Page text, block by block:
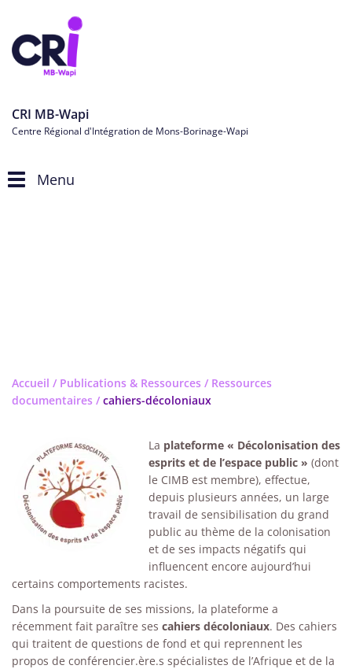
CRI MB-Wapi
Centre Régional d'Intégration de Mons-Borinage-Wapi
ToggleMenu
Accueil / Publications & Ressources / Ressources
documentaires / cahiers-décoloniaux
La plateforme « Décolonisation des
esprits et de l’espace public » (dont
le CIMB est membre), effectue,
depuis plusieurs années, un large
travail de sensibilisation du grand
public au thème de la colonisation
et de ses impacts négatifs qui
influencent encore aujourd’hui
certains comportements racistes.
Dans la poursuite de ses missions, la plateforme a
récemment fait paraître ses cahiers décoloniaux. Des cahiers
qui traitent de questions de fond et qui reprennent les
propos de conférencier.ère.s spécialistes de l’Afrique et de la